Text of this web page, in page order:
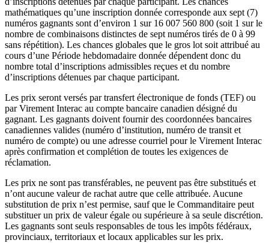
mathématiques qu’une inscription donnée corresponde aux sept (7)
numéros gagnants sont d’environ 1 sur 16 007 560 800 (soit 1 sur le
nombre de combinaisons distinctes de sept numéros tirés de 0 à 99
sans répétition). Les chances globales que le gros lot soit attribué au
cours d’une Période hebdomadaire donnée dépendent donc du
nombre total d’inscriptions admissibles reçues et du nombre
d’inscriptions détenues par chaque participant.
Les prix seront versés par transfert électronique de fonds (TEF) ou
par Virement Interac au compte bancaire canadien désigné du
gagnant. Les gagnants doivent fournir des coordonnées bancaires
canadiennes valides (numéro d’institution, numéro de transit et
numéro de compte) ou une adresse courriel pour le Virement Interac
après confirmation et complétion de toutes les exigences de
réclamation.
Les prix ne sont pas transférables, ne peuvent pas être substitués et
n’ont aucune valeur de rachat autre que celle attribuée. Aucune
substitution de prix n’est permise, sauf que le Commanditaire peut
substituer un prix de valeur égale ou supérieure à sa seule discrétion.
Les gagnants sont seuls responsables de tous les impôts fédéraux,
provinciaux, territoriaux et locaux applicables sur les prix.